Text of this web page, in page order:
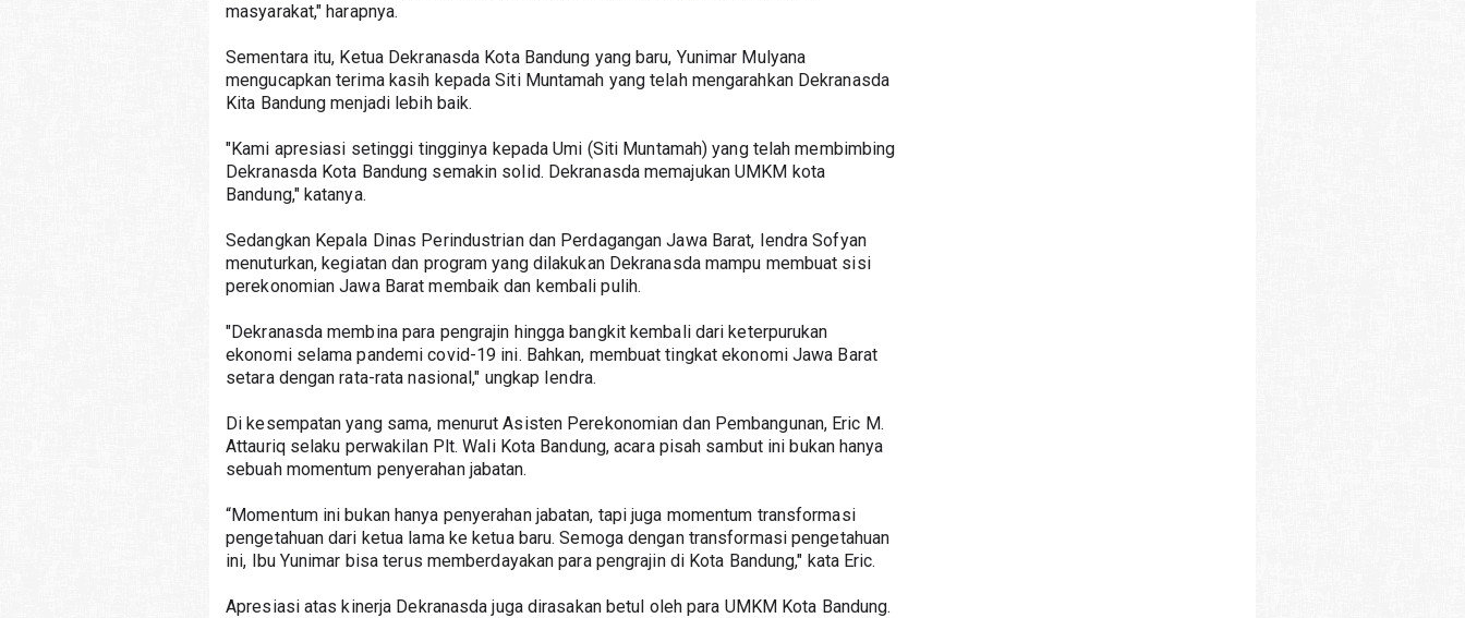
masyarakat," harapnya.
Sementara itu, Ketua Dekranasda Kota Bandung yang baru, Yunimar Mulyana
mengucapkan terima kasih kepada Siti Muntamah yang telah mengarahkan Dekranasda
Kita Bandung menjadi lebih baik.
"Kami apresiasi setinggi tingginya kepada Umi (Siti Muntamah) yang telah membimbing
Dekranasda Kota Bandung semakin solid. Dekranasda memajukan UMKM kota
Bandung," katanya.
Sedangkan Kepala Dinas Perindustrian dan Perdagangan Jawa Barat, Iendra Sofyan
menuturkan, kegiatan dan program yang dilakukan Dekranasda mampu membuat sisi
perekonomian Jawa Barat membaik dan kembali pulih.
"Dekranasda membina para pengrajin hingga bangkit kembali dari keterpurukan
ekonomi selama pandemi covid-19 ini. Bahkan, membuat tingkat ekonomi Jawa Barat
setara dengan rata-rata nasional," ungkap Iendra.
Di kesempatan yang sama, menurut Asisten Perekonomian dan Pembangunan, Eric M.
Attauriq selaku perwakilan Plt. Wali Kota Bandung, acara pisah sambut ini bukan hanya
sebuah momentum penyerahan jabatan.
“Momentum ini bukan hanya penyerahan jabatan, tapi juga momentum transformasi
pengetahuan dari ketua lama ke ketua baru. Semoga dengan transformasi pengetahuan
ini, Ibu Yunimar bisa terus memberdayakan para pengrajin di Kota Bandung," kata Eric.
Apresiasi atas kinerja Dekranasda juga dirasakan betul oleh para UMKM Kota Bandung.